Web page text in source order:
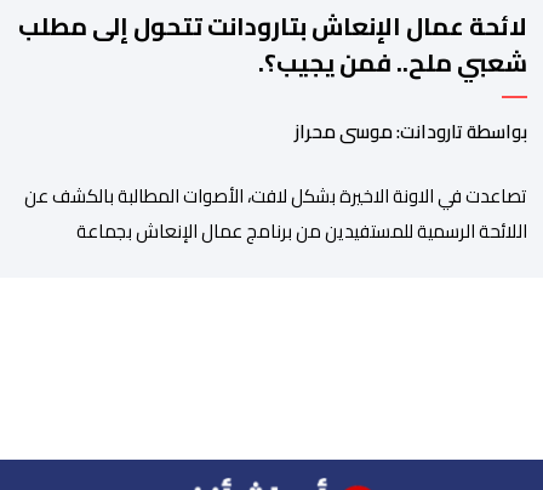
لائحة عمال الإنعاش بتارودانت تتحول إلى مطلب
شعبي ملح.. فمن يجيب؟.
بواسطة تارودانت: موسى محراز
تصاعدت في الاونة الاخيرة بشكل لافت، الأصوات المطالبة بالكشف عن
اللائحة الرسمية للمستفيدين من برنامج عمال الإنعاش بجماعة